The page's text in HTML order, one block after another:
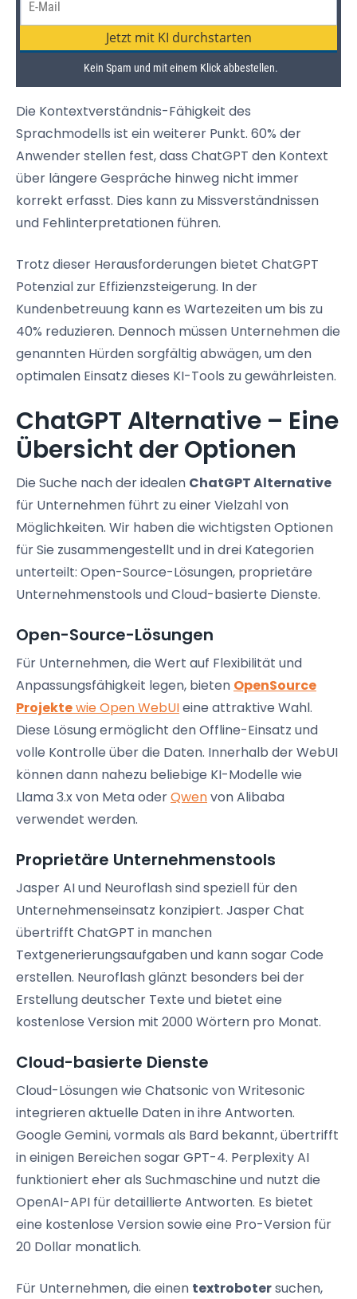
Die Kontextverständnis-Fähigkeit des
Sprachmodells ist ein weiterer Punkt. 60% der
Anwender stellen fest, dass ChatGPT den Kontext
über längere Gespräche hinweg nicht immer
korrekt erfasst. Dies kann zu Missverständnissen
und Fehlinterpretationen führen.
Trotz dieser Herausforderungen bietet ChatGPT
Potenzial zur Effizienzsteigerung. In der
Kundenbetreuung kann es Wartezeiten um bis zu
40% reduzieren. Dennoch müssen Unternehmen die
genannten Hürden sorgfältig abwägen, um den
optimalen Einsatz dieses KI-Tools zu gewährleisten.
ChatGPT Alternative – Eine
Übersicht der Optionen
Die Suche nach der idealen ChatGPT Alternative
für Unternehmen führt zu einer Vielzahl von
Möglichkeiten. Wir haben die wichtigsten Optionen
für Sie zusammengestellt und in drei Kategorien
unterteilt: Open-Source-Lösungen, proprietäre
Unternehmenstools und Cloud-basierte Dienste.
Open-Source-Lösungen
Für Unternehmen, die Wert auf Flexibilität und
Anpassungsfähigkeit legen, bieten OpenSource
Projektewie Open WebUIeine attraktive Wahl.
Diese Lösung ermöglicht den Offline-Einsatz und
volle Kontrolle über die Daten. Innerhalb der WebUI
können dann nahezu beliebige KI-Modelle wie
Llama 3.x von Meta oderQwenvon Alibaba
verwendet werden.
Proprietäre Unternehmenstools
Jasper AI und Neuroflash sind speziell für den
Unternehmenseinsatz konzipiert. Jasper Chat
übertrifft ChatGPT in manchen
Textgenerierungsaufgaben und kann sogar Code
erstellen. Neuroflash glänzt besonders bei der
Erstellung deutscher Texte und bietet eine
kostenlose Version mit 2000 Wörtern pro Monat.
Cloud-basierte Dienste
Cloud-Lösungen wie Chatsonic von Writesonic
integrieren aktuelle Daten in ihre Antworten.
Google Gemini, vormals als Bard bekannt, übertrifft
in einigen Bereichen sogar GPT-4. Perplexity AI
funktioniert eher als Suchmaschine und nutzt die
OpenAI-API für detaillierte Antworten. Es bietet
eine kostenlose Version sowie eine Pro-Version für
20 Dollar monatlich.
Für Unternehmen, die einen textrobotersuchen,